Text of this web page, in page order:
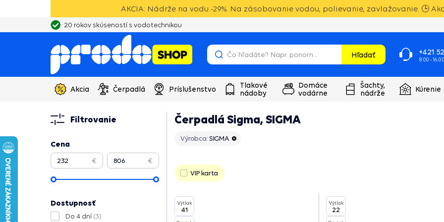
AKCIA: Nádrže na vodu -29%. Na zásobovanie vodou, polievanie, zavlažovanie. 🕒
20 rokov skúseností s vodotechnikou
Vlastný sklad, výroba, servisné centrum čerpadiel
Hľadať +421
8:00 - 16:00
Akcia Čerpadlá Príslušenstvo
Tlakové
nádoby
Domáce
vodárne
Šachty,
nádrže
Kúrenie
Filtrovanie
Cena
€ €
Dostupnosť
Do 4 dní (3)
Čerpadlá Sigma, SIGMA
Výrobca:SIGMA
VIP karta
Výtlak
41
Výtlak
22